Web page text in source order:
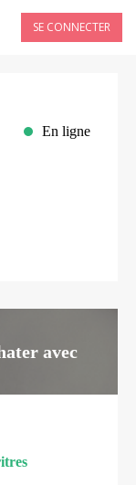
SE CONNECTER
En ligne
avec